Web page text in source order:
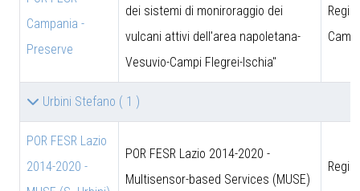
Campania -
Preserve
dei sistemi di moniroraggio dei
vulcani attivi dell'area napoletana-
Vesuvio-Campi Flegrei-Ischia"
Urbini Stefano ( 1 )
POR FESR Lazio
2014-2020 -
POR FESR Lazio 2014-2020 -
Multisensor-based Services (MUSE)